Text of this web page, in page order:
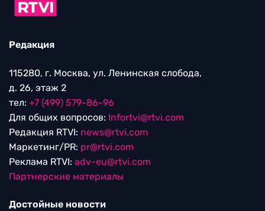
Редакция
115280, г. Москва, ул. Ленинская слобода,
д. 26, этаж 2
тел: +7 (499) 579-86-96
Для общих вопросов: Infortvi@rtvi.com
Редакция RTVI: news@rtvi.com
Маркетинг/PR: pr@rtvi.com
Реклама RTVI: adv-eu@rtvi.com
Партнерские материалы
Достойные новости